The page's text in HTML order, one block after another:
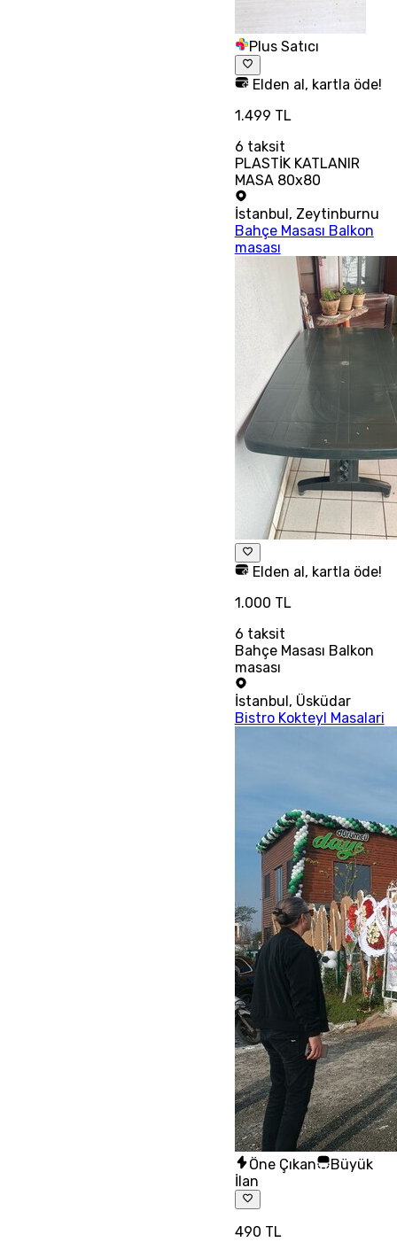
Plus Satıcı
Elden al, kartla öde!
1.499 TL
6 taksit
PLASTİK KATLANIR
MASA 80x80
İstanbul, Zeytinburnu
Bahçe Masası Balkon
masası
Elden al, kartla öde!
1.000 TL
6 taksit
Bahçe Masası Balkon
masası
İstanbul, Üsküdar
Bistro Kokteyl Masalari
Öne Çıkan
Büyük
İlan
490 TL